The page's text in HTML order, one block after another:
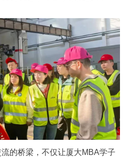
的桥梁，不仅让厦大MBA学子